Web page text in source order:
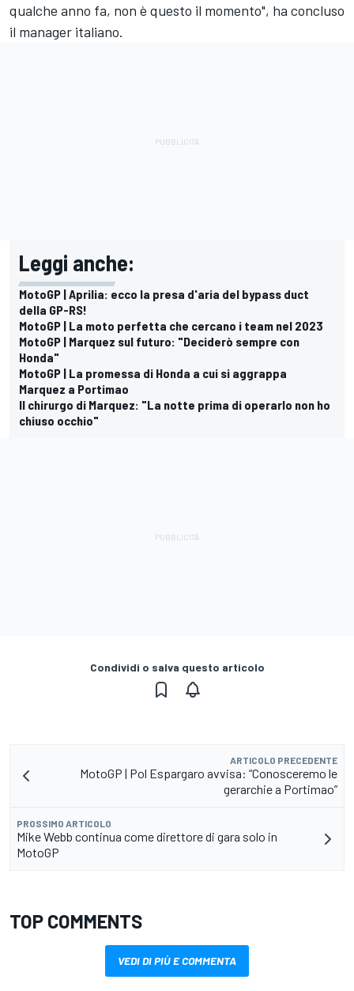
qualche anno fa, non è questo il momento", ha concluso
il manager italiano.
Leggi anche:
MotoGP | Aprilia: ecco la presa d'aria del bypass duct
della GP-RS!
MotoGP | La moto perfetta che cercano i team nel 2023
MotoGP | Marquez sul futuro: "Deciderò sempre con
Honda"
MotoGP | La promessa di Honda a cui si aggrappa
Marquez a Portimao
Il chirurgo di Marquez: "La notte prima di operarlo non ho
chiuso occhio"
Condividi o salva questo articolo
ARTICOLO PRECEDENTE
MotoGP | Pol Espargaro avvisa: “Conosceremo le
gerarchie a Portimao”
PROSSIMO ARTICOLO
Mike Webb continua come direttore di gara solo in
MotoGP
TOP COMMENTS
VEDI DI PIÙ E COMMENTA